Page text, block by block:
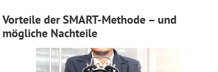
Vorteile der SMART-Methode – und
mögliche Nachteile